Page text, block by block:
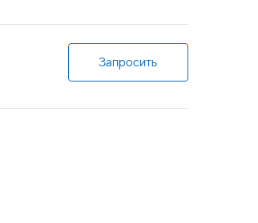
Запросить